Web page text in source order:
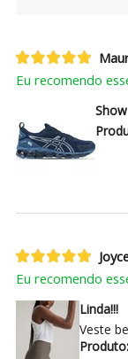
Eu recomendo
Show
Eu recomendo
Linda!!!
Veste
Produto: